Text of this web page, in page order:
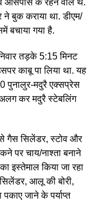
बुक कराया था. डीएम/
बचाया गया है.
तड़के 5:15 मिनट
काबू पा लिया था. यह
पुनालुर-मदुरै एक्सप्रेस
कर मदुरै स्टेबलिंग
गैस सिलेंडर, स्टोव और
पर चाय/नाश्ता बनाने
इस्तेमाल किया जा रहा
आलू की बोरी,
जाने के पर्याप्त